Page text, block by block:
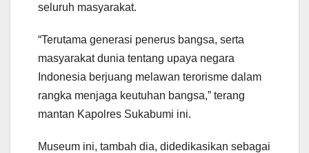
seluruh masyarakat.
“Terutama generasi penerus bangsa, serta
masyarakat dunia tentang upaya negara
Indonesia berjuang melawan terorisme dalam
rangka menjaga keutuhan bangsa,” terang
mantan Kapolres Sukabumi ini.
Museum ini, tambah dia, didedikasikan sebagai